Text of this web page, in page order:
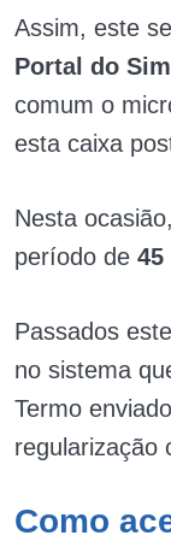
Assim, este
Portal do
comum o
esta caixa
Nesta
período de 45
Passados
no sistema
Termo
regularização
Como